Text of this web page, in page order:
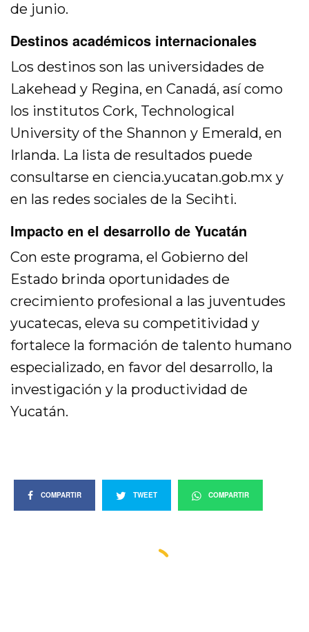
de junio.
Destinos académicos internacionales
Los destinos son las universidades de
Lakehead y Regina, en Canadá, así como
los institutos Cork, Technological
University of the Shannon y Emerald, en
Irlanda. La lista de resultados puede
consultarse en ciencia.yucatan.gob.mx y
en las redes sociales de la Secihti.
Impacto en el desarrollo de Yucatán
Con este programa, el Gobierno del
Estado brinda oportunidades de
crecimiento profesional a las juventudes
yucatecas, eleva su competitividad y
fortalece la formación de talento humano
especializado, en favor del desarrollo, la
investigación y la productividad de
Yucatán.
COMPARTIR TWEET COMPARTIR